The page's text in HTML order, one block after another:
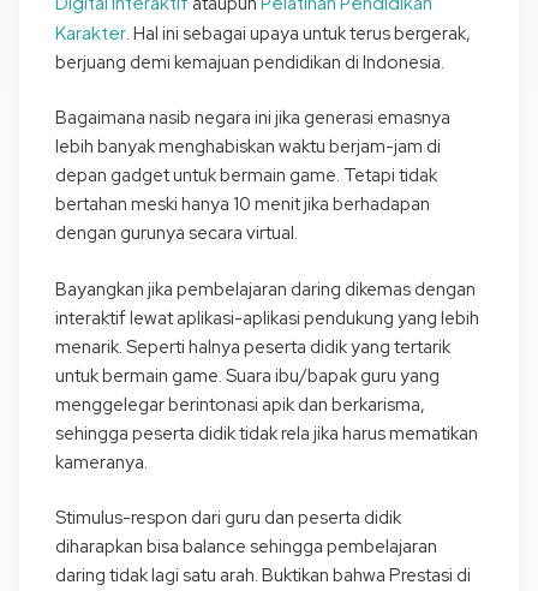
Karakter. Hal ini sebagai upaya untuk terus bergerak,
berjuang demi kemajuan pendidikan di Indonesia.
Bagaimana nasib negara ini jika generasi emasnya
lebih banyak menghabiskan waktu berjam-jam di
depan gadget untuk bermain game. Tetapi tidak
bertahan meski hanya 10 menit jika berhadapan
dengan gurunya secara virtual.
Bayangkan jika pembelajaran daring dikemas dengan
interaktif lewat aplikasi-aplikasi pendukung yang lebih
menarik. Seperti halnya peserta didik yang tertarik
untuk bermain game. Suara ibu/bapak guru yang
menggelegar berintonasi apik dan berkarisma,
sehingga peserta didik tidak rela jika harus mematikan
kameranya.
Stimulus-respon dari guru dan peserta didik
diharapkan bisa balance sehingga pembelajaran
daring tidak lagi satu arah. Buktikan bahwa Prestasi di